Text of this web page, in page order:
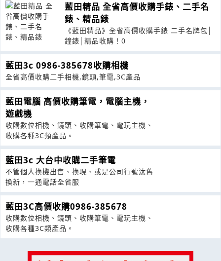
藍田精品 全省高價收購手錶、二手名
錶、精品錶
《藍田精品》全省高價收購手錶 二手名牌包│
鐘錶│精品收購！0
藍田3c 0986-385678收購相機
全省高價收購二手相機,鏡頭,筆電,3C產品
藍田電腦 高價收購筆電，電腦主機，
遊戲機
收購數位相機、鏡頭、收購筆電、電玩主機、
收購各種3C類產品。
藍田3c 大台中收購二手筆電
不管個人換機出售、換現、或是公司行號汰舊
換新，一通電話全省服
藍田3C高價收購0986-385678
收購數位相機、鏡頭、收購筆電、電玩主機、
收購各種3C類產品。